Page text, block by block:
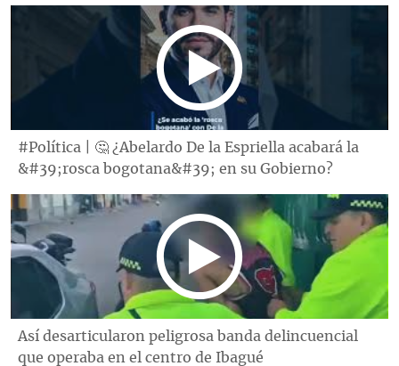
#Política | 🤔 ¿Abelardo De la Espriella acabará la
&#39;rosca bogotana&#39; en su Gobierno?
Así desarticularon peligrosa banda delincuencial
que operaba en el centro de Ibagué